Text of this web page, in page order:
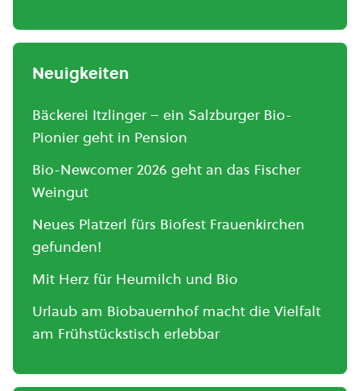
Neuigkeiten
Bäckerei Itzlinger – ein Salzburger Bio-
Pionier geht in Pension
Bio-Newcomer 2026 geht an das Fischer
Weingut
Neues Platzerl fürs Biofest Frauenkirchen
gefunden!
Mit Herz für Heumilch und Bio
Urlaub am Biobauernhof macht die Vielfalt
am Frühstückstisch erlebbar